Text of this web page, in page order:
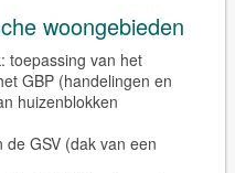
woongebieden
toepassing van het
GBP (handelingen en
huizenblokken
GSV (dak van een